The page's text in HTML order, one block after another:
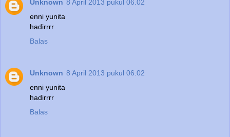
Unknown 8 April 2013 pukul 06.02
enni yunita
hadirrrr
Balas
Unknown 8 April 2013 pukul 06.02
enni yunita
hadirrrr
Balas